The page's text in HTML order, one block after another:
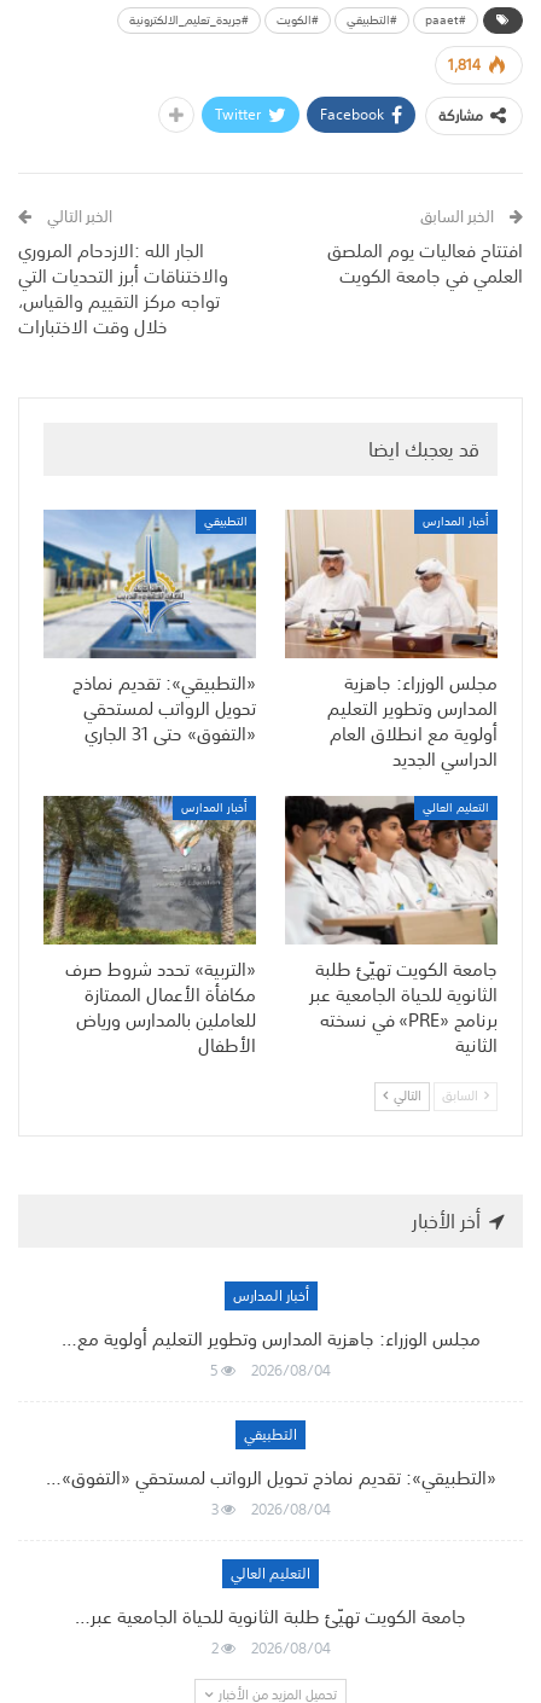
#paaet #التطبيقي #الكويت #جريدة_تعليم_الالكترونية
1,814
مشاركة
Facebook
Twitter
الخبر السابق
افتتاح فعاليات يوم الملصق
العلمي في جامعة الكويت
الخبر التالي
الجار الله :الازدحام المروري
والاختناقات أبرز التحديات التي
تواجه مركز التقييم والقياس،
خلال وقت الاختبارات
قد يعجبك ايضا
أخبار المدارس
مجلس الوزراء: جاهزية
المدارس وتطوير التعليم
أولوية مع انطلاق العام
الدراسي الجديد
التطبيقي
«التطبيقي»: تقديم نماذج
تحويل الرواتب لمستحقي
«التفوق» حتى 31 الجاري
التعليم العالي
جامعة الكويت تهيّئ طلبة
الثانوية للحياة الجامعية عبر
برنامج «PRE» في نسخته
الثانية
أخبار المدارس
«التربية» تحدد شروط صرف
مكافأة الأعمال الممتازة
للعاملين بالمدارس ورياض
الأطفال
السابق التالي
أخر الأخبار
أخبار المدارس
مجلس الوزراء: جاهزية المدارس وتطوير التعليم أولوية مع…
2026/08/04
5
التطبيقي
«التطبيقي»: تقديم نماذج تحويل الرواتب لمستحقي «التفوق»…
2026/08/04
3
التعليم العالي
جامعة الكويت تهيّئ طلبة الثانوية للحياة الجامعية عبر…
2026/08/04
2
تحميل المزيد من الأخبار